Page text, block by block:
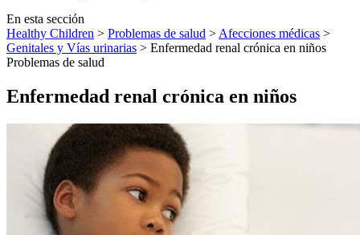
En esta sección
Healthy Children > Problemas de salud > Afecciones médicas >
Genitales y Vías urinarias > Enfermedad renal crónica en niños
Problemas de salud
Enfermedad renal crónica en niños